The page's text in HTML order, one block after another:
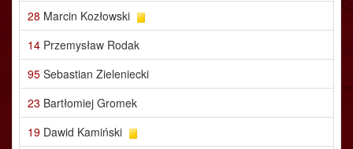
28 Marcin Kozłowski
14 Przemysław Rodak
95 Sebastian Zieleniecki
23 Bartłomiej Gromek
19 Dawid Kamiński